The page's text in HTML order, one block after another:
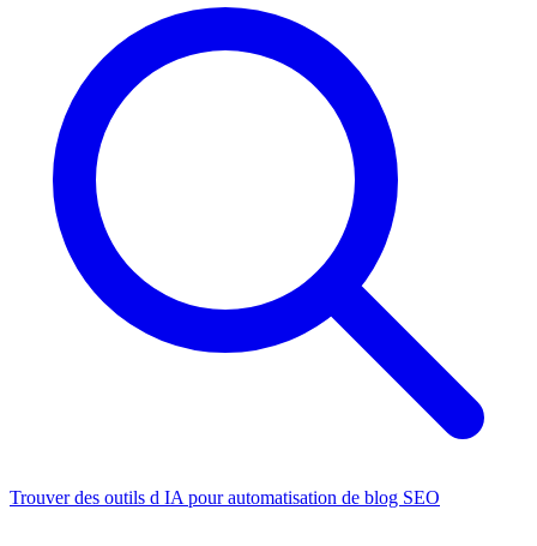
Trouver des outils d IA pour automatisation de blog SEO